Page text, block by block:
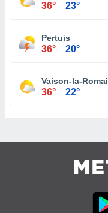
36° 23°
Pertuis
36° 20°
Vaison-la-
36° 22°